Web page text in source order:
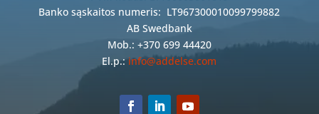
Banko sąskaitos numeris: LT967300010099799882
AB Swedbank
Mob.: +370 699 44420
El.p.:info@addelse.com